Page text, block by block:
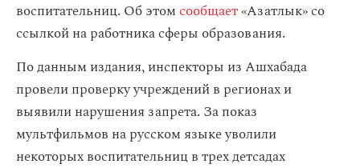
воспитательниц. Об этомсообщает«Азатлык» со
ссылкой на работника сферы образования.
По данным издания, инспекторы из Ашхабада
провели проверку учреждений в регионах и
выявили нарушения запрета. За показ
мультфильмов на русском языке уволили
некоторых воспитательниц в трех детсадах